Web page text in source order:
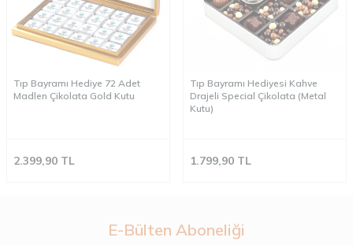
Tıp Bayramı Hediye 72 Adet
Madlen Çikolata Gold Kutu
2.399,90 TL
Tıp Bayramı Hediyesi Kahve
Drajeli Special Çikolata (Metal
Kutu)
1.799,90 TL
E-Bülten Aboneliği